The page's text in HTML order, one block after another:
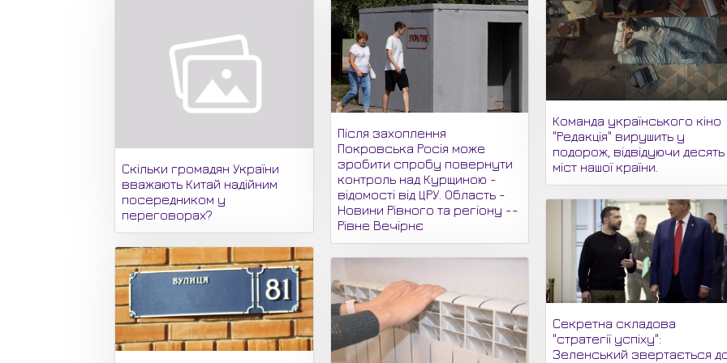
Скільки громадян України
вважають Китай надійним
посередником у
переговорах?
Після захоплення
Покровська Росія може
зробити спробу повернути
контроль над Курщиною -
відомості від ЦРУ. Область -
Новини Рівного та регіону --
Рівне Вечірнє
Команда українського кіно
"Редакція" вирушить у
подорож, відвідуючи десять
міст нашої країни.
Секретна складова
"стратегії успіху":
Зеленський звертається